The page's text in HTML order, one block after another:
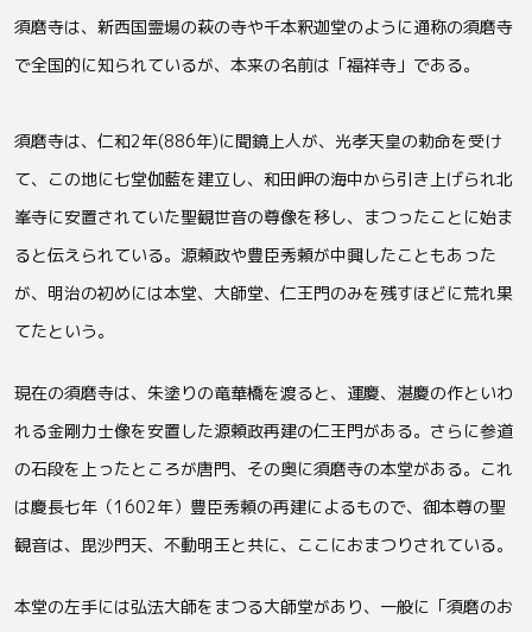
須磨寺は、新西国霊場の萩の寺や千本釈迦堂のように通称の須磨寺
で全国的に知られているが、本来の名前は「福祥寺」である。
須磨寺は、仁和2年(886年)に聞鏡上人が、光孝天皇の勅命を受け
て、この地に七堂伽藍を建立し、和田岬の海中から引き上げられ北
峯寺に安置されていた聖観世音の尊像を移し、まつったことに始ま
ると伝えられている。源頼政や豊臣秀頼が中興したこともあった
が、明治の初めには本堂、大師堂、仁王門のみを残すほどに荒れ果
てたという。
現在の須磨寺は、朱塗りの竜華橋を渡ると、運慶、湛慶の作といわ
れる金剛力士像を安置した源頼政再建の仁王門がある。さらに参道
の石段を上ったところが唐門、その奥に須磨寺の本堂がある。これ
は慶長七年（1602年）豊臣秀頼の再建によるもので、御本尊の聖
観音は、毘沙門天、不動明王と共に、ここにおまつりされている。
本堂の左手には弘法大師をまつる大師堂があり、一般に「須磨のお